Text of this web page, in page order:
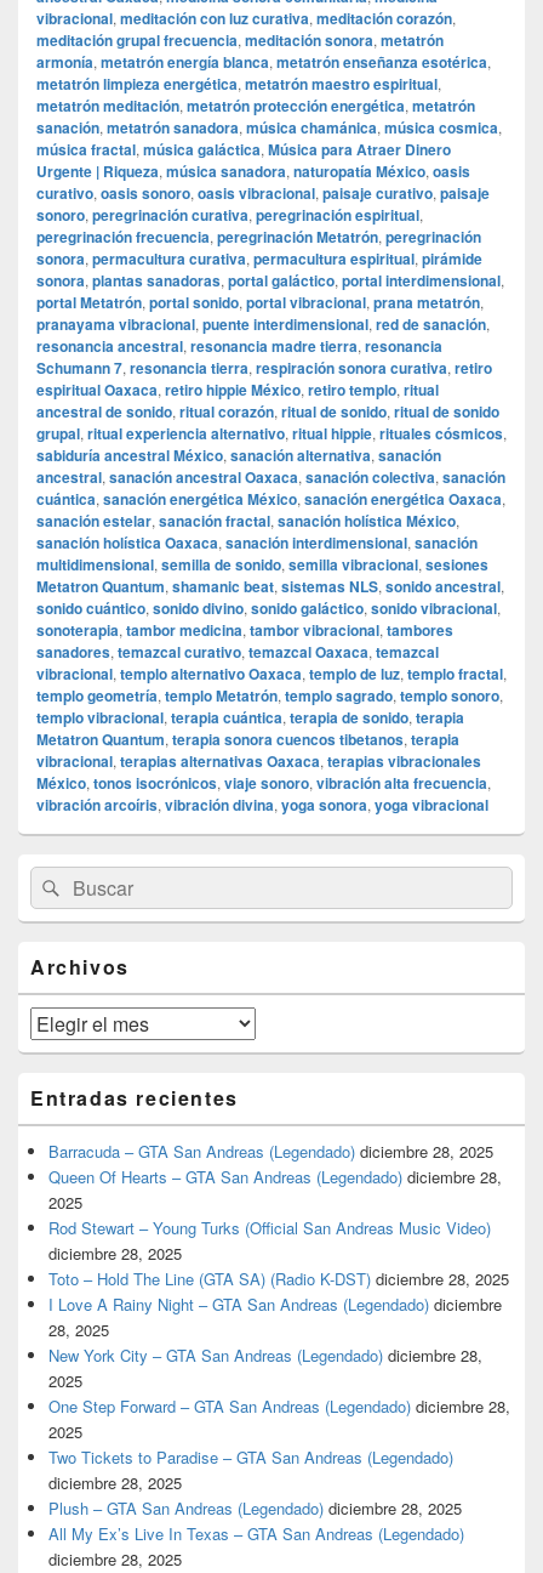
vibracional, meditación con luz curativa, meditación corazón,
meditación grupal frecuencia, meditación sonora, metatrón
armonía, metatrón energía blanca, metatrón enseñanza esotérica,
metatrón limpieza energética, metatrón maestro espiritual,
metatrón meditación, metatrón protección energética, metatrón
sanación, metatrón sanadora, música chamánica, música cosmica,
música fractal, música galáctica, Música para Atraer Dinero
Urgente | Riqueza, música sanadora, naturopatía México, oasis
curativo, oasis sonoro, oasis vibracional, paisaje curativo, paisaje
sonoro, peregrinación curativa, peregrinación espiritual,
peregrinación frecuencia, peregrinación Metatrón, peregrinación
sonora, permacultura curativa, permacultura espiritual, pirámide
sonora, plantas sanadoras, portal galáctico, portal interdimensional,
portal Metatrón, portal sonido, portal vibracional, prana metatrón,
pranayama vibracional, puente interdimensional, red de sanación,
resonancia ancestral, resonancia madre tierra, resonancia
Schumann 7, resonancia tierra, respiración sonora curativa, retiro
espiritual Oaxaca, retiro hippie México, retiro templo, ritual
ancestral de sonido, ritual corazón, ritual de sonido, ritual de sonido
grupal, ritual experiencia alternativo, ritual hippie, rituales cósmicos,
sabiduría ancestral México, sanación alternativa, sanación
ancestral, sanación ancestral Oaxaca, sanación colectiva, sanación
cuántica, sanación energética México, sanación energética Oaxaca,
sanación estelar, sanación fractal, sanación holística México,
sanación holística Oaxaca, sanación interdimensional, sanación
multidimensional, semilla de sonido, semilla vibracional, sesiones
Metatron Quantum, shamanic beat, sistemas NLS, sonido ancestral,
sonido cuántico, sonido divino, sonido galáctico, sonido vibracional,
sonoterapia, tambor medicina, tambor vibracional, tambores
sanadores, temazcal curativo, temazcal Oaxaca, temazcal
vibracional, templo alternativo Oaxaca, templo de luz, templo fractal,
templo geometría, templo Metatrón, templo sagrado, templo sonoro,
templo vibracional, terapia cuántica, terapia de sonido, terapia
Metatron Quantum, terapia sonora cuencos tibetanos, terapia
vibracional, terapias alternativas Oaxaca, terapias vibracionales
México, tonos isocrónicos, viaje sonoro, vibración alta frecuencia,
vibración arcoíris, vibración divina, yoga sonora, yoga vibracional
área
de
widget
lateral
primaria
Buscar
por:
Buscar
Archivos
Archivos
Entradas recientes
Barracuda – GTA San Andreas (Legendado) diciembre 28, 2025
Queen Of Hearts – GTA San Andreas (Legendado) diciembre 28,
2025
Rod Stewart – Young Turks (Official San Andreas Music Video)
diciembre 28, 2025
Toto – Hold The Line (GTA SA) (Radio K-DST) diciembre 28, 2025
I Love A Rainy Night – GTA San Andreas (Legendado) diciembre
28, 2025
New York City – GTA San Andreas (Legendado) diciembre 28,
2025
One Step Forward – GTA San Andreas (Legendado) diciembre 28,
2025
Two Tickets to Paradise – GTA San Andreas (Legendado)
diciembre 28, 2025
Plush – GTA San Andreas (Legendado) diciembre 28, 2025
All My Ex’s Live In Texas – GTA San Andreas (Legendado)
diciembre 28, 2025